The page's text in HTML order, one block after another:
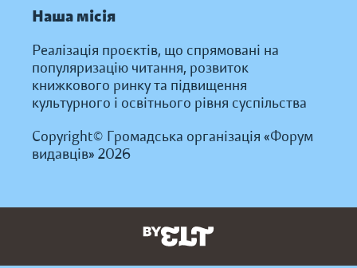
Наша місія
Реалізація проєктів, що спрямовані на
популяризацію читання, розвиток
книжкового ринку та підвищення
культурного і освітнього рівня суспільства
Copyright© Громадська організація «Форум
видавців» 2026